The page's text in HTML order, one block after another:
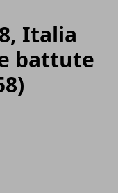
Italia
battute